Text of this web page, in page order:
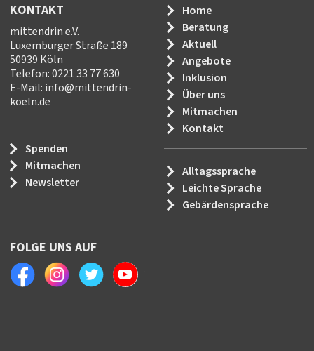
KONTAKT
mittendrin e.V.
Luxemburger Straße 189
50939 Köln
Telefon: 0221 33 77 630
E-Mail: info@mittendrin-
koeln.de
Spenden
Mitmachen
Newsletter
Home
Beratung
Aktuell
Angebote
Inklusion
Über uns
Mitmachen
Kontakt
Alltagssprache
Leichte Sprache
Gebärdensprache
FOLGE UNS AUF
FacebookInstagramTwitter